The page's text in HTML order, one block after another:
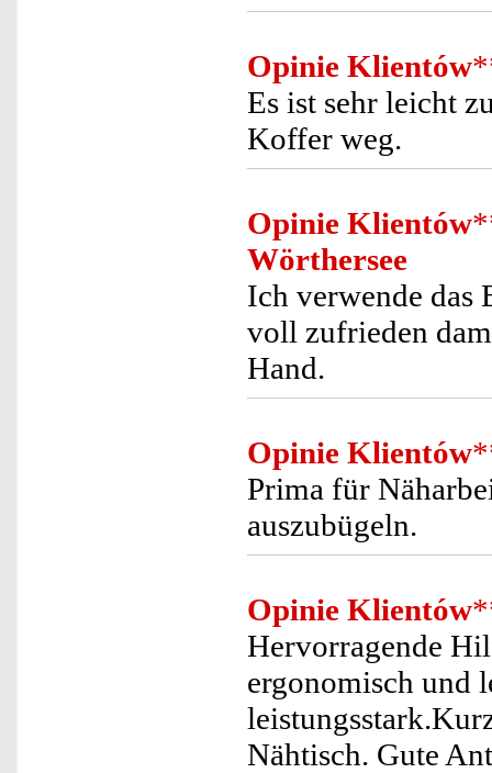
Opinie Klientów
Es ist sehr leicht
Koffer weg.
Opinie Klientów
Wörthersee
Ich verwende das
voll zufrieden
Hand.
Opinie Klientów
Prima für
auszubügeln.
Opinie Klientów
Hervorragende
ergonomisch und
Nähtisch. Gute